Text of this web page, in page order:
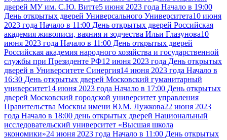
дверей МУ им. С.Ю. Витте5 июня 2023 года Начало в 19:00
День открытых дверей Универсального Университета10 июня
2023 года Начало в 11:00 День открытых дверей Российская
академия живописи, ваяния и зодчества Ильи Глазунова10
июня 2023 года Начало в 11:00 День открытых дверей
Российская академия народного хозяйства и государственной
службы при Президенте РФ12 июня 2023 года День открытых
дверей в Университете Синергия14 июня 2023 года Начало в
16:30 День открытых дверей Московский гуманитарный
университет14 июня 2023 года Начало в 17:00 День открытых
дверей Московский городской университет управления
Правительства Москвы имени Ю.М. Лужкова22 июня 2023
года Начало в 18:00 день открытых дверей Национальный
исследовательский университет «Высшая школа
экономики»24 июня 2023 года Начало в 11:00 День открытых